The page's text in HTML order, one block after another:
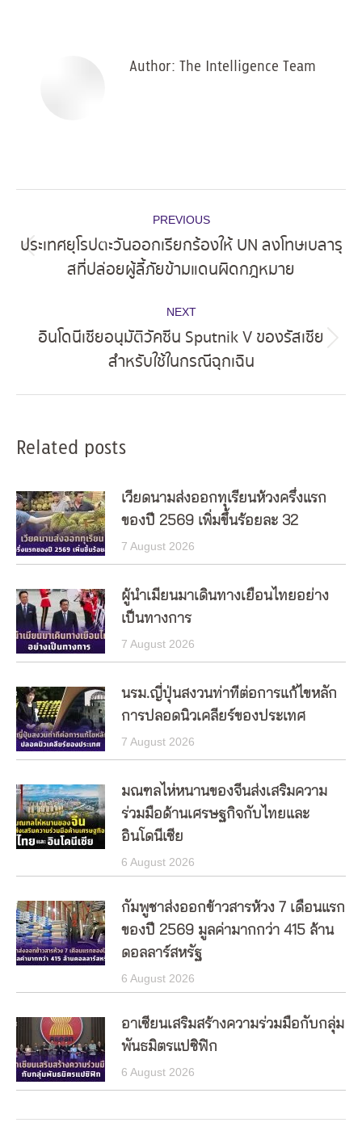
Author: The Intelligence Team
navigation
PREVIOUS
post:
ประเทศยุโรปตะวันออกเรียกร้องให้ UN ลงโทษเบลารุ
สที่ปล่อยผู้ลี้ภัยข้ามแดนผิดกฎหมาย
NEXT
Next
post:
อินโดนีเซียอนุมัติวัคซีน Sputnik V ของรัสเซีย
สำหรับใช้ในกรณีฉุกเฉิน
Related posts
เวียดนามส่งออกทุเรียนห้วงครึ่งแรก
ของปี 2569 เพิ่มขึ้นร้อยละ 32
7 August 2026
ผู้นำเมียนมาเดินทางเยือนไทยอย่าง
เป็นทางการ
7 August 2026
นรม.ญี่ปุ่นสงวนท่าทีต่อการแก้ไขหลัก
การปลอดนิวเคลียร์ของประเทศ
7 August 2026
มณฑลไห่หนานของจีนส่งเสริมความ
ร่วมมือด้านเศรษฐกิจกับไทยและ
อินโดนีเซีย
6 August 2026
กัมพูชาส่งออกข้าวสารห้วง 7 เดือนแรก
ของปี 2569 มูลค่ามากกว่า 415 ล้าน
ดอลลาร์สหรัฐ
6 August 2026
อาเซียนเสริมสร้างความร่วมมือกับกลุ่ม
พันธมิตรแปซิฟิก
6 August 2026